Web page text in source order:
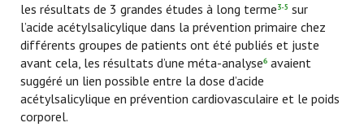
les résultats de 3 grandes études à long terme3-5 sur
l’acide acétylsalicylique dans la prévention primaire chez
différents groupes de patients ont été publiés et juste
avant cela, les résultats d’une méta-analyse6 avaient
suggéré un lien possible entre la dose d’acide
acétylsalicylique en prévention cardiovasculaire et le poids
corporel.